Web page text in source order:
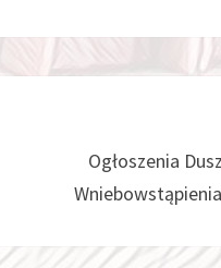
Ogłoszenia